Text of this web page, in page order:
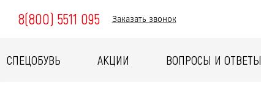
8(800) 5511 095 Заказать звонок
СПЕЦОБУВЬ АКЦИИ ВОПРОСЫ И ОТВЕТЫ